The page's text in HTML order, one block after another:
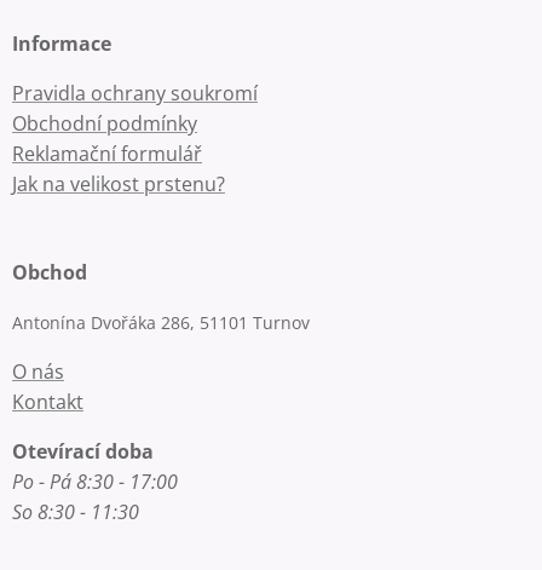
Informace
Pravidla ochrany soukromí
Obchodní podmínky
Reklamační formulář
Jak na velikost prstenu?
Obchod
Antonína Dvořáka 286, 51101 Turnov
O nás
Kontakt
Otevírací doba
Po - Pá 8:30 - 17:00
So 8:30 - 11:30